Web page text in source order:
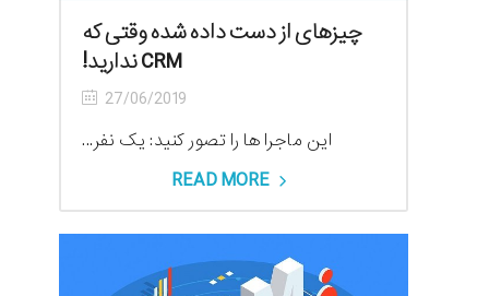
چیزهای از دست داده شده وقتی که
CRM ندارید!
27/06/2019
این ماجرا ها را تصور کنید: یک نفر...
READ MORE